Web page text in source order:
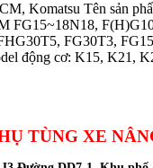
Komatsu Tên sản
FG15~18N18,
FG30T3,
động cơ: K15, K21,
TÙNG XE